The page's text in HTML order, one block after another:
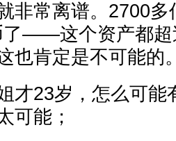
非常离谱。2700
了——这个资产都超
也肯定是不可能的
才23岁，怎么可能
可能；